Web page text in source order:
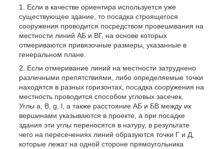
Если в качестве ориентира используется уже
существующее здание, то посадка строящегося
сооружения проводится посредством провешивания на
местности линий АБ и ВГ, на основе которых
отмериваются привязочные размеры, указанные в
генеральном плане.
Если отмеривание линий на местности затруднено
различными препятствиями, либо определяемые точки
находятся в разных горизонтах, посадка сооружения на
местность проводится способом угловых засечек.
Углы a, B, g, l, а также расстояние АБ и БВ между их
вершинами указываются в проекте, а при посадке
здания эти углы переносятся в натуру, в результате
чего на пересечениях линий образуются точки Г и Д,
которые лежат на одной стороне прямоугольника